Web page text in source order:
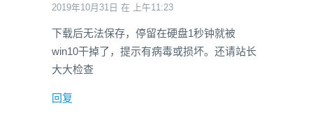
2019年10月31日 在 上午11:23
下载后无法保存，停留在硬盘1秒钟就被
win10干掉了，提示有病毒或损坏。还请站长
大大检查
回复